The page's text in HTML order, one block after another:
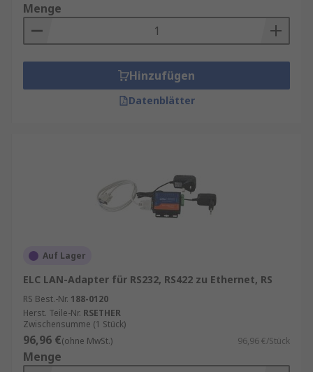
Menge
Hinzufügen
Datenblätter
Auf Lager
ELC LAN-Adapter für RS232, RS422 zu Ethernet, RS
RS Best.-Nr. 188-0120
Herst. Teile-Nr. RSETHER
Zwischensumme (1 Stück)
96,96 €(ohne MwSt.) 96,96 €/Stück
Menge